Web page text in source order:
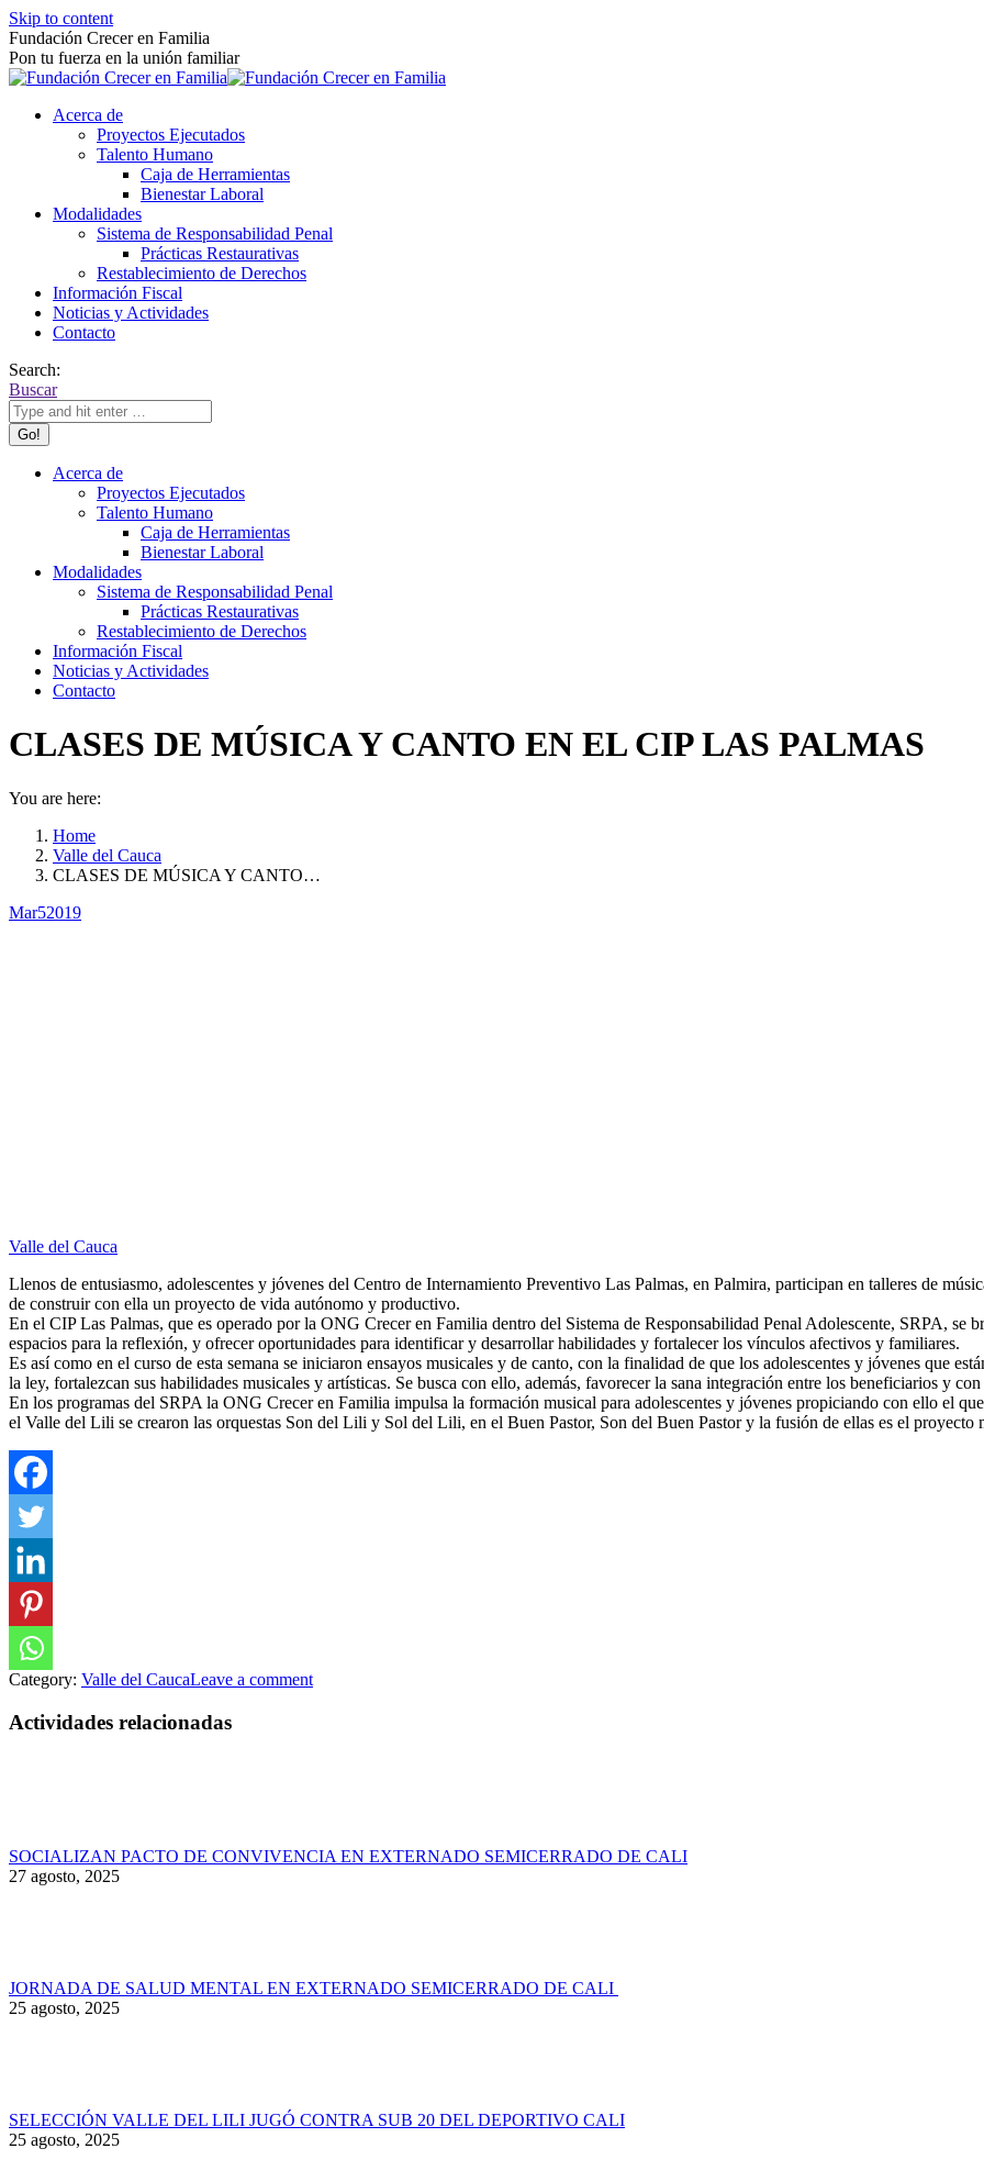
Skip to content
Fundación Crecer en Familia
Pon tu fuerza en la unión familiar
Acerca de
Proyectos Ejecutados
Talento Humano
Caja de Herramientas
Bienestar Laboral
Modalidades
Sistema de Responsabilidad Penal
Prácticas Restaurativas
Restablecimiento de Derechos
Información Fiscal
Noticias y Actividades
Contacto
Search:
Buscar
Acerca de
Proyectos Ejecutados
Talento Humano
Caja de Herramientas
Bienestar Laboral
Modalidades
Sistema de Responsabilidad Penal
Prácticas Restaurativas
Restablecimiento de Derechos
Información Fiscal
Noticias y Actividades
Contacto
CLASES DE MÚSICA Y CANTO EN EL CIP LAS PALMAS
You are here:
Home
Valle del Cauca
CLASES DE MÚSICA Y CANTO…
Mar52019
Valle del Cauca
Llenos de entusiasmo, adolescentes y jóvenes del Centro de Internamiento Preventivo Las Palmas, en Palmira, participan en talleres de
de construir con ella un proyecto de vida autónomo y productivo.
En el CIP Las Palmas, que es operado por la ONG Crecer en Familia dentro del Sistema de Responsabilidad Penal Adolescente, SRPA, se
espacios para la reflexión, y ofrecer oportunidades para identificar y desarrollar habilidades y fortalecer los vínculos afectivos y familiares.
Es así como en el curso de esta semana se iniciaron ensayos musicales y de canto, con la finalidad de que los adolescentes y jóvenes que
la ley, fortalezcan sus habilidades musicales y artísticas. Se busca con ello, además, favorecer la sana integración entre los beneficiarios y
En los programas del SRPA la ONG Crecer en Familia impulsa la formación musical para adolescentes y jóvenes propiciando con ello el
el Valle del Lili se crearon las orquestas Son del Lili y Sol del Lili, en el Buen Pastor, Son del Buen Pastor y la fusión de ellas es el proyecto
Category: Valle del CaucaLeave a comment
Actividades relacionadas
SOCIALIZAN PACTO DE CONVIVENCIA EN EXTERNADO SEMICERRADO DE CALI
27 agosto, 2025
JORNADA DE SALUD MENTAL EN EXTERNADO SEMICERRADO DE CALI
25 agosto, 2025
SELECCIÓN VALLE DEL LILI JUGÓ CONTRA SUB 20 DEL DEPORTIVO CALI
25 agosto, 2025